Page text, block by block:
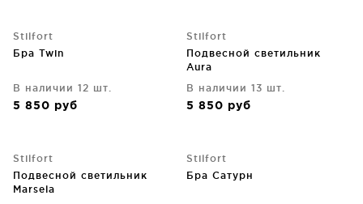
Stilfort
Бра Twin
В наличии 12 шт.
5 850 руб
Stilfort
Подвесной светильник
Aura
В наличии 13 шт.
5 850 руб
Stilfort
Подвесной светильник
Marsela
Stilfort
Бра Сатурн